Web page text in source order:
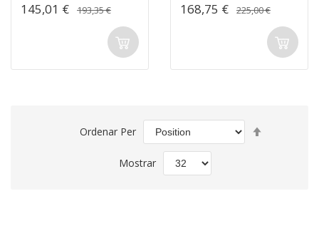
145,01 € 193,35 € 168,75 € 225,00 €
Ordenar Per
Mostrar